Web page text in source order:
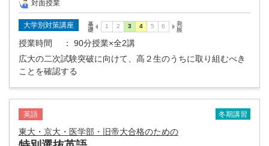
対面授業
大学別対策講座
授業時間
： 90分授業×全2講
広大の二次試験突破に向けて、高２生のうちに取り組むべき
ことを確認する
英語 冬期講習
東大・京大・医学部・旧帝大合格のための